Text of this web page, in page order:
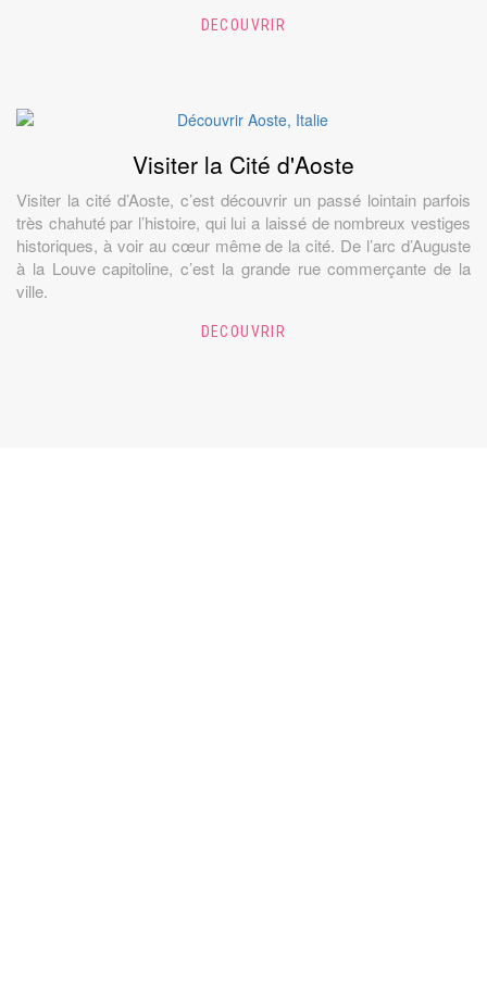
DECOUVRIR
Visiter la Cité d'Aoste
Visiter la cité d’Aoste, c’est découvrir un passé lointain parfois
très chahuté par l’histoire, qui lui a laissé de nombreux vestiges
historiques, à voir au cœur même de la cité. De l’arc d’Auguste
à la Louve capitoline, c’est la grande rue commerçante de la
ville.
DECOUVRIR